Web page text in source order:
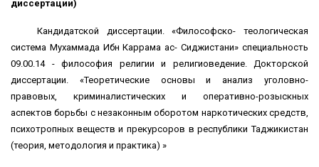
диссертации)
Кандидатской диссертации. «Философско- теологическая
система Мухаммада Ибн Каррама ас- Сиджистани» специальность
09.00.14 - философия религии и религиоведение. Докторской
диссертации. «Теоретические основы и анализ уголовно-
правовых, криминалистических и оперативно-розыскных
аспектов борьбы с незаконным оборотом наркотических средств,
психотропных веществ и прекурсоров в республики Таджикистан
(теория, методология и практика) »